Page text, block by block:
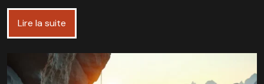
Lire la suite